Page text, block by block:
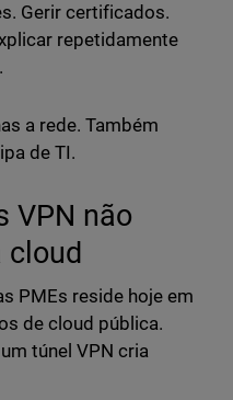
Gerir certificados.
repetidamente
a rede. Também
de TI.
VPN não
cloud
PMEs reside hoje em
de cloud pública.
túnel VPN cria